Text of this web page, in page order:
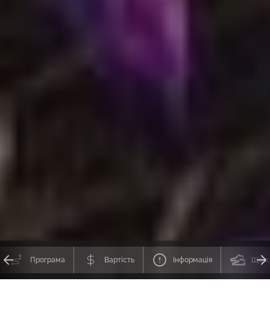
Програма Вартість Інформація Що